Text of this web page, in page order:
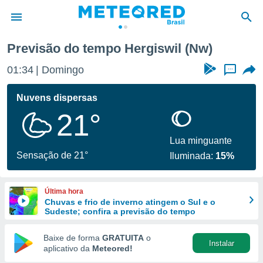
da
fornecidas
a este
das
e
forma
digital
Previsão do tempo Hergiswil (Nw)
01:34 Domingo ...
Nuvens dispersas
21°
Sensação de 21°
Lua minguante
Iluminada: 15%
Última hora
Chuvas e frio de inverno atingem o Sul e o
Sudeste; confira a previsão do tempo
Baixe de forma GRATUITA o
aplicativo da Meteored!
Instalar